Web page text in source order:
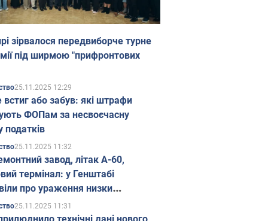
зірвалося передвиборче турне
під ширмою "прифронтових
25.11.2025 12:29
встиг або забув: які штрафи
ФОПам за несвоєчасну
податків
25.11.2025 11:32
завод, літак А-60,
термінал: у Генштабі
про ураження низки
об'єктів Росії
25.11.2025 11:31